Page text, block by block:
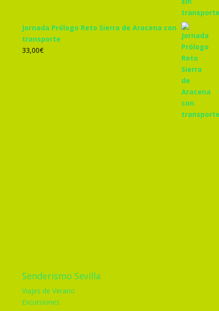
Jornada Prólogo Reto Sierra de Aracena con
transporte
33,00€
Senderismo Sevilla
Viajes de Verano
Excursiones